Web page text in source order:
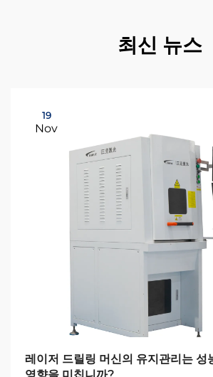
최신 뉴스
19
Nov
레이저 드릴링 머신의 유지관리는 성